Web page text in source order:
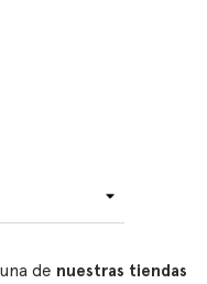
de nuestras tiendas